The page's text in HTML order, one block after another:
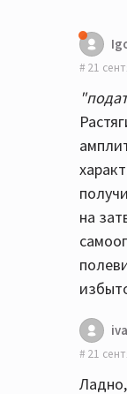
21
на
21